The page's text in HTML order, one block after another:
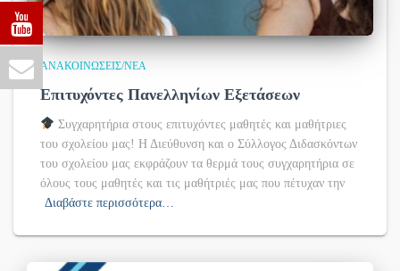
ΑΝΑΚΟΙΝΏΣΕΙΣ/ΝΈΑ
Επιτυχόντες Πανελληνίων Εξετάσεων
Συγχαρητήρια στους επιτυχόντες μαθητές και μαθήτριες
του σχολείου μας! Η Διεύθυνση και ο Σύλλογος Διδασκόντων
του σχολείου μας εκφράζουν τα θερμά τους συγχαρητήρια σε
όλους τους μαθητές και τις μαθήτριές μας που πέτυχαν την
Διαβάστε περισσότερα…